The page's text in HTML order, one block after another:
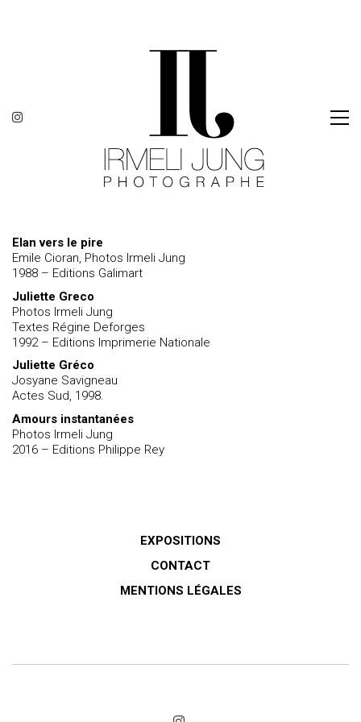
Elan vers le pire
Emile Cioran, Photos Irmeli Jung
1988 – Editions Galimart
Juliette Greco
Photos Irmeli Jung
Textes Régine Deforges
1992 – Editions Imprimerie Nationale
Juliette Gréco
Josyane Savigneau
Actes Sud, 1998.
Amours instantanées
Photos Irmeli Jung
2016 – Editions Philippe Rey
EXPOSITIONS
CONTACT
MENTIONS LÉGALES